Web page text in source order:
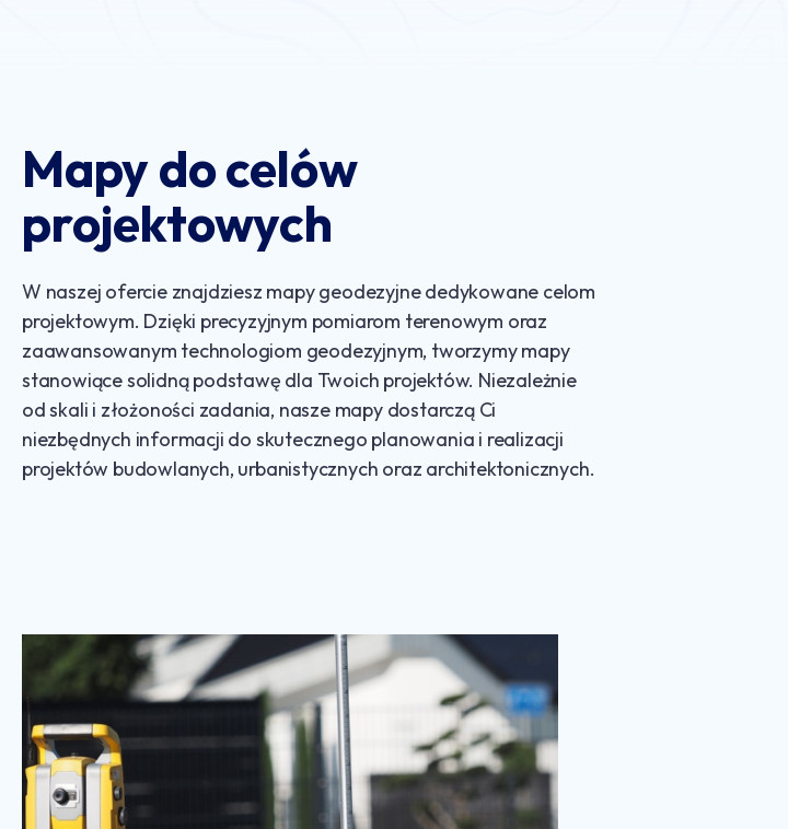
Mapy do celów
projektowych
W naszej ofercie znajdziesz mapy geodezyjne dedykowane celom
projektowym. Dzięki precyzyjnym pomiarom terenowym oraz
zaawansowanym technologiom geodezyjnym, tworzymy mapy
stanowiące solidną podstawę dla Twoich projektów. Niezależnie
od skali i złożoności zadania, nasze mapy dostarczą Ci
niezbędnych informacji do skutecznego planowania i realizacji
projektów budowlanych, urbanistycznych oraz architektonicznych.